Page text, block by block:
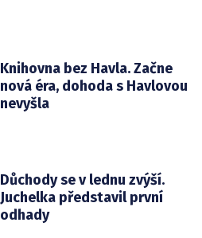
Knihovna bez Havla. Začne
nová éra, dohoda s Havlovou
nevyšla
Důchody se v lednu zvýší.
Juchelka představil první
odhady